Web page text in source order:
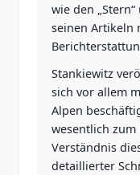
wie den
seinen Artikeln
Stankiewitz
sich vor allem
Alpen
wesentlich
Verständnis
detaillierter